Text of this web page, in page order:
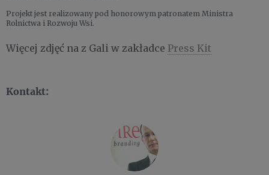
Projekt jest realizowany pod honorowym patronatem Ministra
Rolnictwa i Rozwoju Wsi.
Więcej zdjęć na z Gali w zakładce Press Kit
Kontakt: